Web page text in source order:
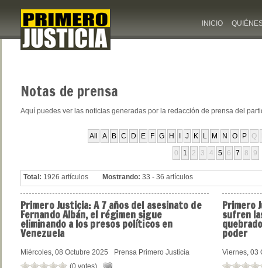
INICIO
Notas de prensa
Aquí puedes ver las noticias generadas por la redacción de prensa del
All A B C D E F G H J K L M N O P Q
0 1 2 3 4 5 6 7 8 9
Total: 1926 artículos Mostrando: 33 - 36 artículos
PrimeroJusticia: A 7 años del asesinato de
Fernando Albán, el régimen sigue
eliminando a los presos políticos en
Venezuela
Miércoles, 08 Octubre 2025
Prensa Primero Justicia
Primero
sufren
poder
Viernes, 03